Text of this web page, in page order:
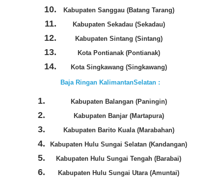
Kabupaten Sanggau (Batang Tarang)
Kabupaten Sekadau (Sekadau)
Kabupaten Sintang (Sintang)
Kota Pontianak (Pontianak)
Kota Singkawang (Singkawang)
Baja Ringan KalimantanSelatan :
Kabupaten Balangan (Paningin)
Kabupaten Banjar (Martapura)
Kabupaten Barito Kuala (Marabahan)
Kabupaten Hulu Sungai Selatan (Kandangan)
Kabupaten Hulu Sungai Tengah (Barabai)
Kabupaten Hulu Sungai Utara (Amuntai)